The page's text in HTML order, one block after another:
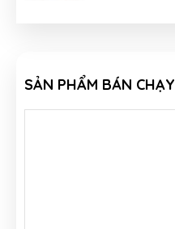
SẢN PHẨM BÁN CHẠY